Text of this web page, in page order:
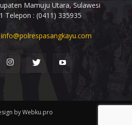
Mamuju Utara, Sulawesi
Telepon : (0411) 335935
info@polrespasangkayu.com
by Webku.pro